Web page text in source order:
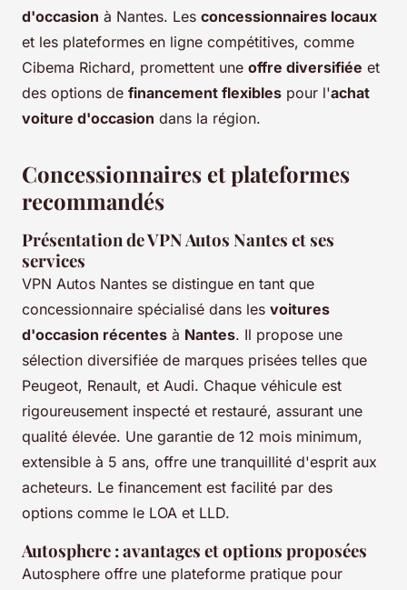
d'occasion à Nantes. Les concessionnaires locaux
et les plateformes en ligne compétitives, comme
Cibema Richard, promettent une offre diversifiée et
des options de financement flexibles pour l'achat
voiture d'occasion dans la région.
Concessionnaires et plateformes
recommandés
Présentation de VPN Autos Nantes et ses
services
VPN Autos Nantes se distingue en tant que
concessionnaire spécialisé dans les voitures
d'occasion récentes à Nantes. Il propose une
sélection diversifiée de marques prisées telles que
Peugeot, Renault, et Audi. Chaque véhicule est
rigoureusement inspecté et restauré, assurant une
qualité élevée. Une garantie de 12 mois minimum,
extensible à 5 ans, offre une tranquillité d'esprit aux
acheteurs. Le financement est facilité par des
options comme le LOA et LLD.
Autosphere : avantages et options proposées
Autosphere offre une plateforme pratique pour